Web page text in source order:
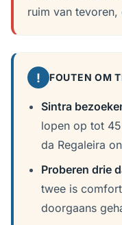
ruim van tevoren,
! FOUTEN OM
Sintra
lopen op tot
da Regaleira
Proberen drie
twee is
doorgaans